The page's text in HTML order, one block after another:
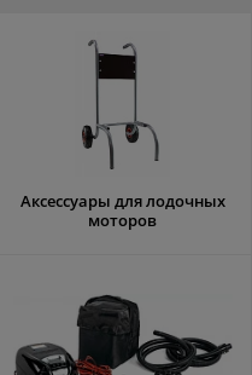
Аксессуары для лодочных
моторов